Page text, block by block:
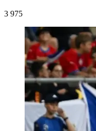
3 975